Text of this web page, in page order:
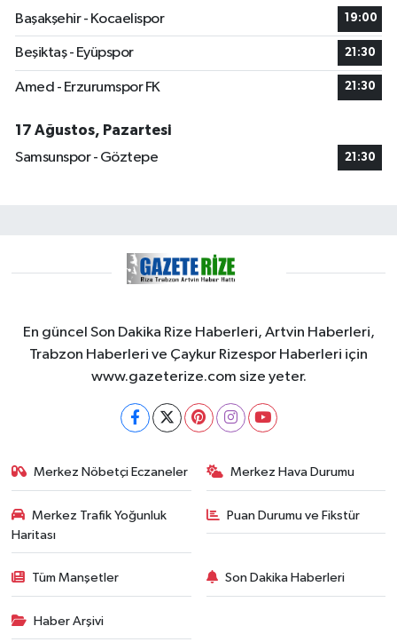
Başakşehir - Kocaelispor
19:00
Beşiktaş - Eyüpspor 21:30
Amed - Erzurumspor FK 21:30
17 Ağustos, Pazartesi
Samsunspor - Göztepe
21:30
En güncel Son Dakika Rize Haberleri, Artvin Haberleri,
Trabzon Haberleri ve Çaykur Rizespor Haberleri için
www.gazeterize.com size yeter.
Merkez Nöbetçi Eczaneler Merkez Hava Durumu
Merkez Trafik Yoğunluk
Haritası
Puan Durumu ve Fikstür
Tüm Manşetler Son Dakika Haberleri
Haber Arşivi